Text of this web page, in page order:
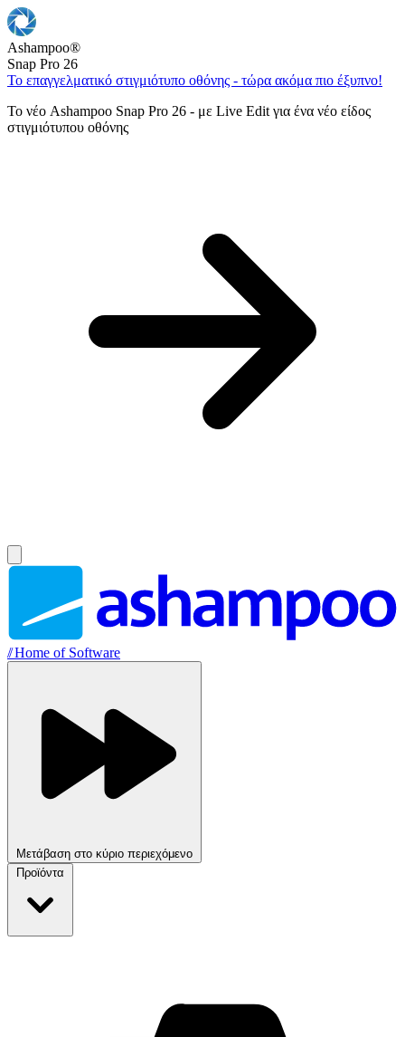
Ashampoo®
Snap Pro 26
Το επαγγελματικό στιγμιότυπο οθόνης - τώρα ακόμα πιο έξυπνο!
Το νέο Ashampoo Snap Pro 26 - με Live Edit για ένα νέο είδος
στιγμιότυπου οθόνης
//Home of Software
Μετάβαση στο κύριο περιεχόμενο
Προϊόντα